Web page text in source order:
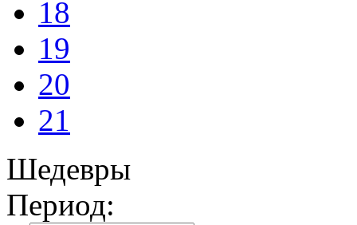
18
19
20
21
Шедевры
Период: